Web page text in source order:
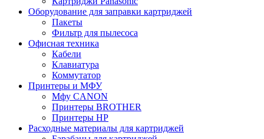
Оборудование для заправки картриджей
Пакеты
Фильтр для пылесоса
Офисная техника
Кабели
Клавиатура
Коммутатор
Принтеры и МФУ
Мфу CANON
Принтеры BROTHER
Принтеры HP
Расходные материалы для картриджей